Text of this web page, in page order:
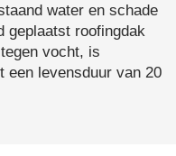
water en schade
geplaatst roofingdak
vocht, is
een levensduur van 20